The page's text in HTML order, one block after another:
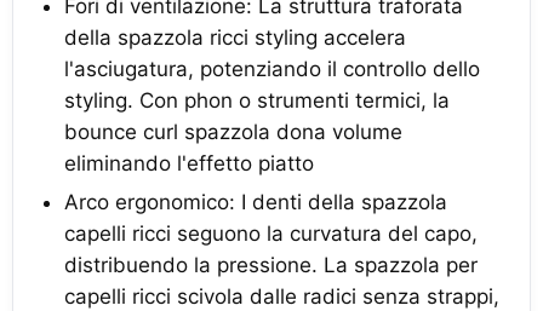
Fori di ventilazione: La struttura traforata
della spazzola ricci styling accelera
l'asciugatura, potenziando il controllo dello
styling. Con phon o strumenti termici, la
bounce curl spazzola dona volume
eliminando l'effetto piatto
Arco ergonomico: I denti della spazzola
capelli ricci seguono la curvatura del capo,
distribuendo la pressione. La spazzola per
capelli ricci scivola dalle radici senza strappi,